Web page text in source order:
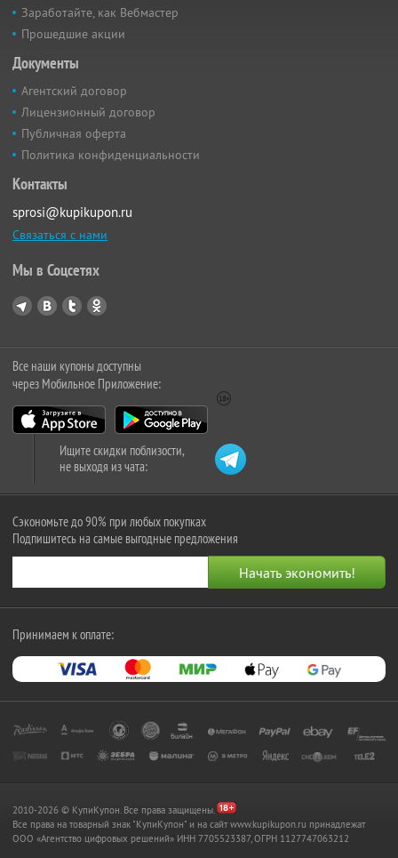
Заработайте, как Вебмастер
Прошедшие акции
Документы
Агентский договор
Лицензионный договор
Публичная оферта
Политика конфиденциальности
Контакты
sprosi@kupikupon.ru
Связаться с нами
Мы в Соцсетях
Все наши купоны доступны
через Мобильное Приложение:
Ищите скидки поблизости,
не выходя из чата:
Сэкономьте до 90% при любых покупках
Подпишитесь на самые выгодные предложения
Принимаем к оплате:
2010-2026 © КупиКупон. Все права защищены.
Все права на товарный знак "КупиКупон" и на сайт www.kupikupon.ru принадлежат
OOO «Агентство цифровых решений» ИНН 7705523387, ОГРН 1127747063212